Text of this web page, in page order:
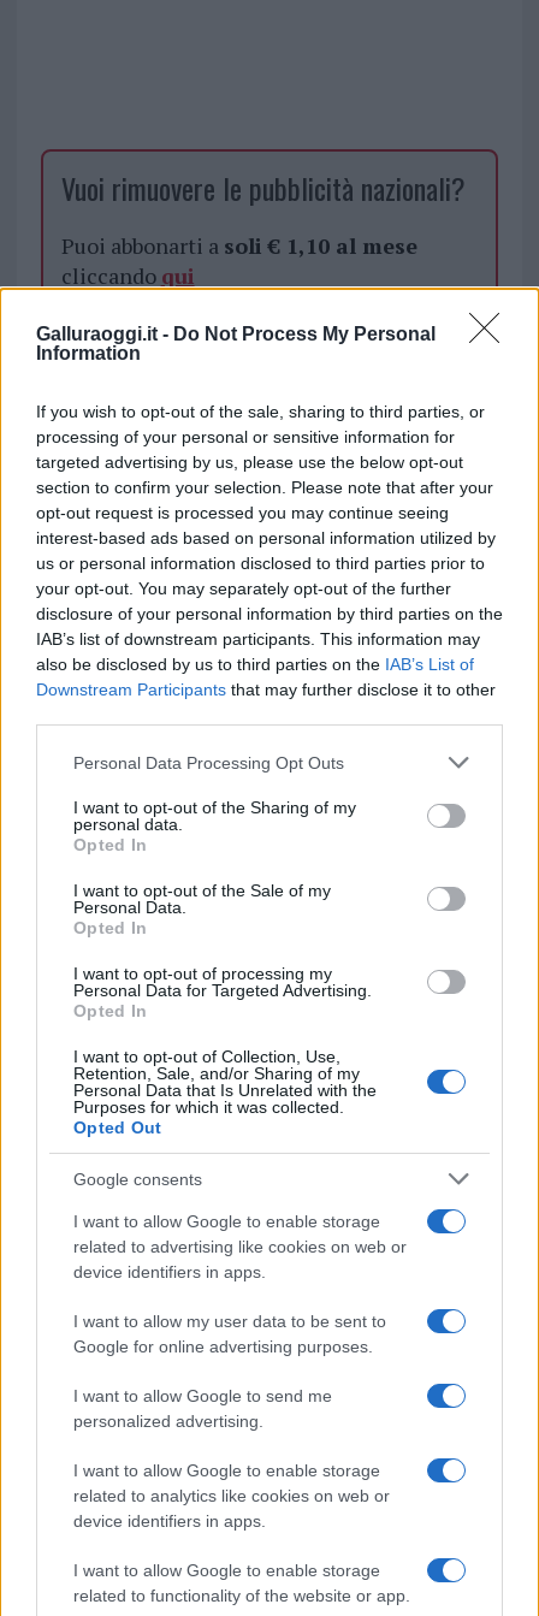
Galluraoggi.it - Do Not Process My Personal
Information
If you wish to opt-out of the sale, sharing to third parties, or
processing of your personal or sensitive information for
targeted advertising by us, please use the below opt-out
section to confirm your selection. Please note that after your
opt-out request is processed you may continue seeing
interest-based ads based on personal information utilized by
us or personal information disclosed to third parties prior to
your opt-out. You may separately opt-out of the further
disclosure of your personal information by third parties on the
IAB’s list of downstream participants. This information may
also be disclosed by us to third parties on the IAB’s List of
Downstream Participants that may further disclose it to other
Please note that this website/app uses one or more Google
not limited to your visit or usage behaviour. You may click to
grant or deny consent to Google and its third-party tags to
use your data for below specified purposes in below Google
consent section.
Personal Data Processing Opt Outs
I want to opt-out of the Sharing of my
personal data.
Opted In
I want to opt-out of the Sale of my
Personal Data.
Opted In
I want to opt-out of processing my
Personal Data for Targeted Advertising.
Opted In
I want to opt-out of Collection, Use,
Retention, Sale, and/or Sharing of my
Personal Data that Is Unrelated with the
Purposes for which it was collected.
Opted Out
Google consents
I want to allow Google to enable storage
related to advertising like cookies on web or
device identifiers in apps.
I want to allow my user data to be sent to
Google for online advertising purposes.
I want to allow Google to send me
personalized advertising.
I want to allow Google to enable storage
related to analytics like cookies on web or
device identifiers in apps.
I want to allow Google to enable storage
related to functionality of the website or app.
Vuoi rimuovere le pubblicità nazionali?
Puoi abbonarti a soli € 1,10 al mese
cliccando qui
Sei già abbonato?
Puoi effettuare l'accesso andando nella
sezioneLogindal menù del sito o
cliccandoqui
TEMI: Comune Telti Notizie Telti
Valentina
Valentina Premio
Valentina Telti
Notizie in tempo reale?
Entra nel canale telegram di
GalluraOggi.it
Inviaci le tue segnalazioni,
Su WhatsApp al numero +39
345 356 7512
Ricevi le nostre ultime news
daGoogle News
Condividi l'articolo
F
ce
b
o
o
k
T
w
it
te
r
Pi
te
re
st
W
at
s
A
p
p
S
h
a
re
Articolo precedente
NOTIZIE RECENTI
Gallura